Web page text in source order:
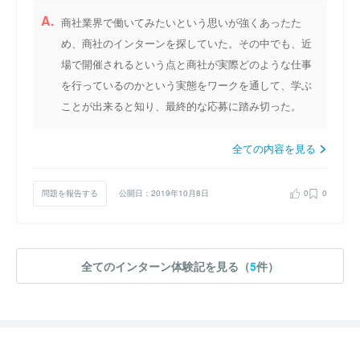
A. 商社業界で働いてみたいという思いが強くあったた
め、商社のインターンを探していた。その中でも、近
場で開催されるという点と商社が実際どのような仕事
を行っているのかという実態をワークを通して、学ぶ
ことが出来ると知り、最終的な応募に踏み切った。
全ての内容を見る
問題を報告する 公開日：2019年10月8日 0 0
全てのインターン体験記を見る（5件）